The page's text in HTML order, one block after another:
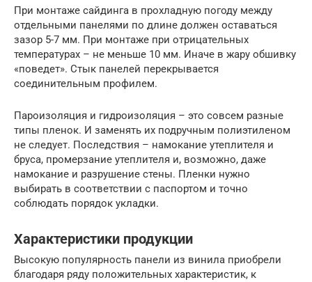
При монтаже сайдинга в прохладную погоду между
отдельными панелями по длине должен оставаться
зазор 5-7 мм. При монтаже при отрицательных
температурах – не меньше 10 мм. Иначе в жару обшивку
«поведет». Стык панелей перекрывается
соединительным профилем.
Пароизоляция и гидроизоляция – это совсем разные
типы пленок. И заменять их подручным полиэтиленом
не следует. Последствия – намокание утеплителя и
бруса, промерзание утеплителя и, возможно, даже
намокание и разрушение стены. Пленки нужно
выбирать в соответствии с паспортом и точно
соблюдать порядок укладки.
Характеристики продукции
Высокую популярность панели из винила приобрели
благодаря ряду положительных характеристик, к